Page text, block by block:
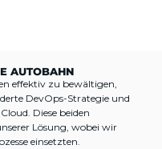
AUTOBAHN
effektiv zu bewältigen,
DevOps-Strategie und
Diese beiden
Lösung, wobei wir
einsetzten.